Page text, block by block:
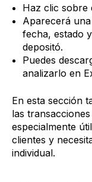
Haz clic sobre
Aparecerá
fecha, estado
depositó.
Puedes
analizarlo en
En esta sección
las
especialmente
clientes y
individual.